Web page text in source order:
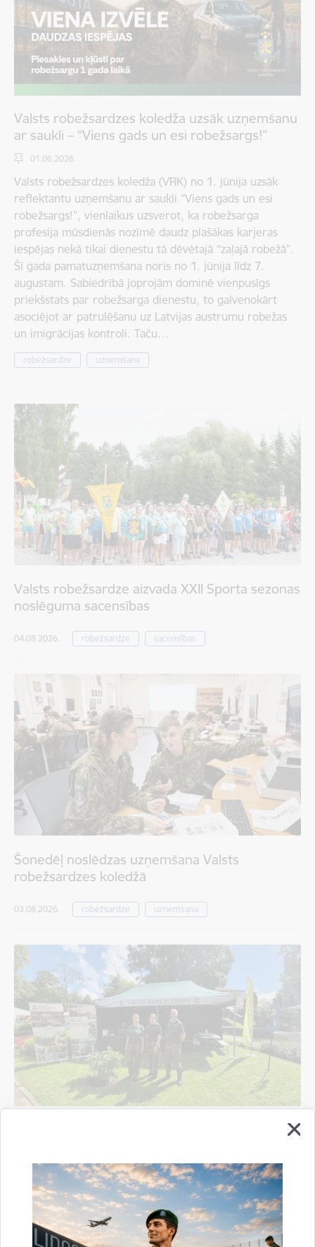
Valsts robežsardzes koledža uzsāk uzņemšanu
ar saukli – “Viens gads un esi robežsargs!”
01.06.2026.
Valsts robežsardzes koledža (VRK) no 1. jūnija uzsāk
reflektantu uzņemšanu ar saukli “Viens gads un esi
robežsargs!”, vienlaikus uzsverot, ka robežsarga
profesija mūsdienās nozīmē daudz plašākas karjeras
iespējas nekā tikai dienestu tā dēvētajā “zaļajā robežā”.
Šī gada pamatuzņemšana noris no 1. jūnija līdz 7.
augustam. Sabiedrībā joprojām dominē vienpusīgs
priekšstats par robežsarga dienestu, to galvenokārt
asociējot ar patrulēšanu uz Latvijas austrumu robežas
un imigrācijas kontroli. Taču…
robežsardze uzņemšana
Valsts robežsardze aizvada XXII Sporta sezonas
noslēguma sacensības
04.08.2026. robežsardze sacensības
Šonedēļ noslēdzas uzņemšana Valsts
robežsardzes koledžā
03.08.2026. robežsardze uzņemšana
pārvaldi piedalījās vērienīgākajā Sarunu
festivālā "LAMPA"
14.07.2026. pasākums robežsardze